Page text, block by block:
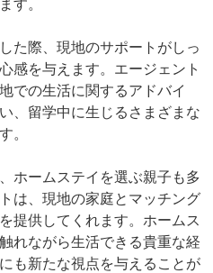
た際、現地のサポートがしっ
感を与えます。エージェント
での生活に関するアドバイ
、留学中に生じるさまざまな
。
ホームステイを選ぶ親子も多
は、現地の家庭とマッチング
提供してくれます。ホームス
れながら生活できる貴重な経
も新たな視点を与えることが